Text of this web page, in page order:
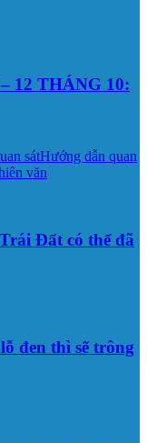
12 THÁNG 10:
sátHướng dẫn quan
văn
Đất có thể đã
đen thì sẽ trông